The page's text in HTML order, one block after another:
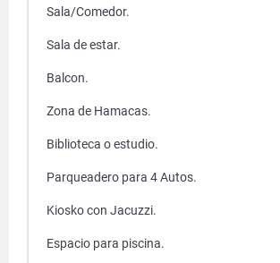
Sala/Comedor.
Sala de estar.
Balcon.
Zona de Hamacas.
Biblioteca o estudio.
Parqueadero para 4 Autos.
Kiosko con Jacuzzi.
Espacio para piscina.